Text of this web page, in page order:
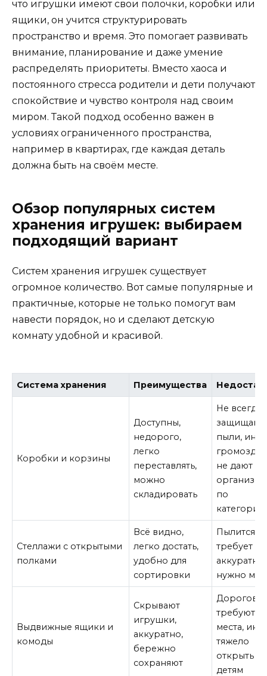
что игрушки имеют свои полочки, коробки или
ящики, он учится структурировать
пространство и время. Это помогает развивать
внимание, планирование и даже умение
распределять приоритеты. Вместо хаоса и
постоянного стресса родители и дети получают
спокойствие и чувство контроля над своим
миром. Такой подход особенно важен в
условиях ограниченного пространства,
например в квартирах, где каждая деталь
должна быть на своём месте.
Обзор популярных систем
хранения игрушек: выбираем
подходящий вариант
Систем хранения игрушек существует
огромное количество. Вот самые популярные и
практичные, которые не только помогут вам
навести порядок, но и сделают детскую
комнату удобной и красивой.
Система хранения Преимущества
Коробки и корзины
Доступны,
недорого,
легко
переставлять,
можно
складировать
Не всегда
защищают
пыли,
не дают
по
Стеллажи с открытыми
полками
Всё видно,
легко достать,
удобно для
сортировки
Пылится,
требует
нужно
Выдвижные ящики и
комоды
Скрывают
игрушки,
аккуратно,
бережно
сохраняют
требуют
места,
тяжело
открыть
детям